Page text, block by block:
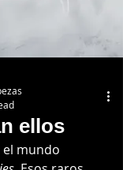
ellos
mundo